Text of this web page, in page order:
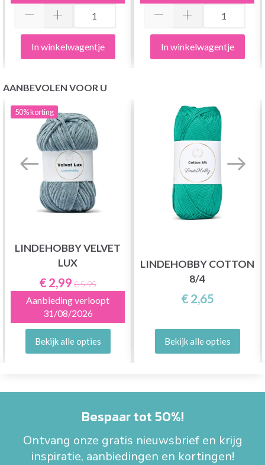
In winkelwagentje In winkelwagentje
AANBEVOLEN VOOR U
50%korting
LINDEHOBBY VELVET
LUX
€ 2,99 € 5,95
Aanbieding verloopt
31/08/2026
Bekijk alle opties
LINDEHOBBY COTTON
8/4
€ 2,65
Bekijk alle opties
Bespaar tot 50%!
Ontvang onze gratis nieuwsbrief en krijg
inspiratie, aanbiedingen en kortingen!